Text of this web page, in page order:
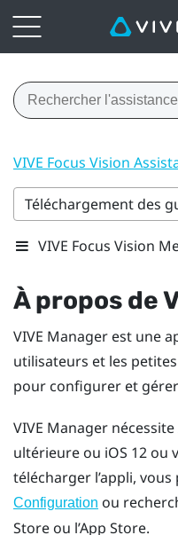
VIVE Focus Vision
Téléchargement des
VIVE Focus Vision
À propos de
VIVE Manager est une
utilisateurs et les
pour configurer et
VIVE Manager nécessite
ultérieure ou iOS 12 ou
télécharger l’appli,
Configuration ou
Store ou l’App Store.